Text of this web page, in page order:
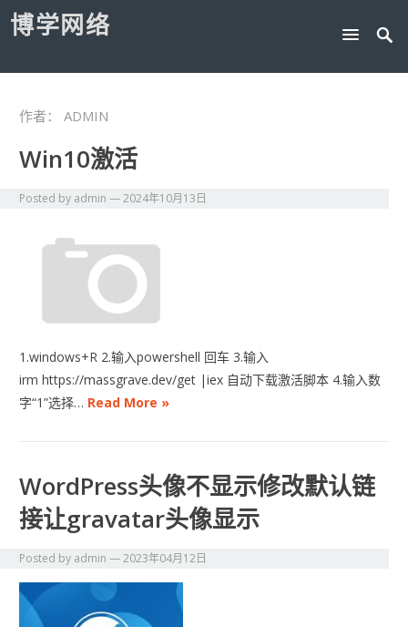
博学网络
作者：ADMIN
Win10激活
Posted by admin —2024年10月13日
1.windows+R 2.输入powershell 回车 3.输入
irm https://massgrave.dev/get |iex 自动下载激活脚本 4.输入数
字“1”选择… Read More »
WordPress头像不显示修改默认链
接让gravatar头像显示
Posted by admin —2023年04月12日